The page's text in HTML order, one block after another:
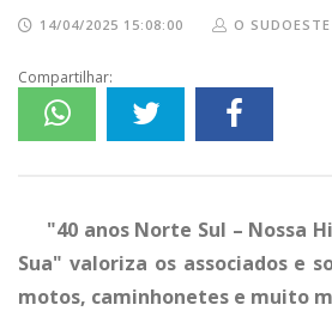
14/04/2025 15:08:00 O SUDOESTE
Compartilhar:
"40 anos Norte Sul – Nossa
Sua" valoriza os associados e
motos, caminhonetes e muito